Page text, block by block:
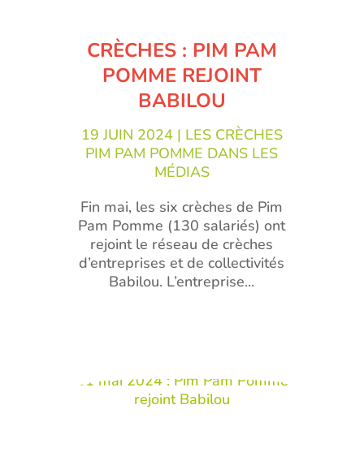
CRÈCHES : PIM PAM
POMME REJOINT
BABILOU
19 JUIN 2024| LES CRÈCHES
PIM PAM POMME DANS LES
MÉDIAS
Fin mai, les six crèches de Pim
Pam Pomme (130 salariés) ont
rejoint le réseau de crèches
d’entreprises et de collectivités
Babilou. L’entreprise...